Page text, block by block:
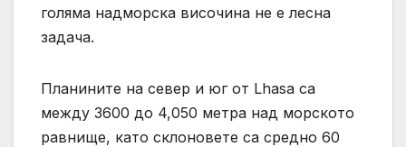
голяма надморска височина не е лесна
задача.
Планините на север и юг от Lhasa са
между 3600 до 4,050 метра над морското
равнище, като склоновете са средно 60